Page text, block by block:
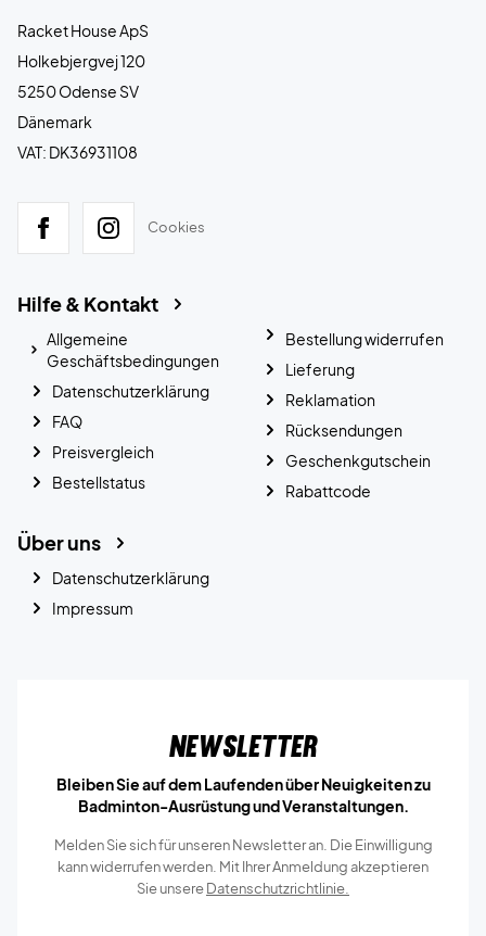
Racket House ApS
Holkebjergvej 120
5250 Odense SV
Dänemark
VAT: DK36931108
Cookies
Hilfe & Kontakt
Allgemeine
Geschäftsbedingungen
Datenschutzerklärung
FAQ
Preisvergleich
Bestellstatus
Bestellung widerrufen
Lieferung
Reklamation
Rücksendungen
Geschenkgutschein
Rabattcode
Über uns
Datenschutzerklärung
Impressum
Newsletter
Bleiben Sie auf dem Laufenden über Neuigkeiten zu
Badminton-Ausrüstung und Veranstaltungen.
Melden Sie sich für unseren Newsletter an. Die Einwilligung
kann widerrufen werden. Mit Ihrer Anmeldung akzeptieren
Sie unsereDatenschutzrichtlinie.